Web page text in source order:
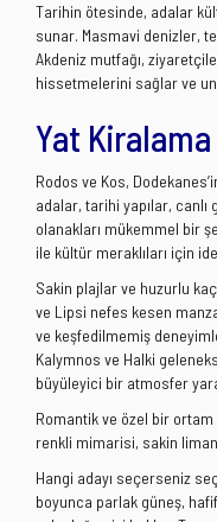
Tarihin ötesinde, adalar
sunar. Masmavi denizler,
Akdeniz mutfağı,
hissetmelerini sağlar ve
Yat
Rodos ve Kos,
adalar, tarihi yapılar,
olanakları mükemmel bir
ile kültür meraklıları için
Sakin plajlar ve huzurlu
ve Lipsi nefes kesen
ve keşfedilmemiş
Kalymnos ve Halki
büyüleyici bir atmosfer
Romantik ve özel bir
renkli mimarisi, sakin
Hangi adayı seçerseniz
boyunca parlak güneş,